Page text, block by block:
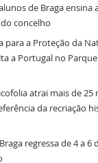
de Braga ensina
concelho
para a Proteção da
a Portugal no
atrai mais de
da recriação
regressa de 4 a